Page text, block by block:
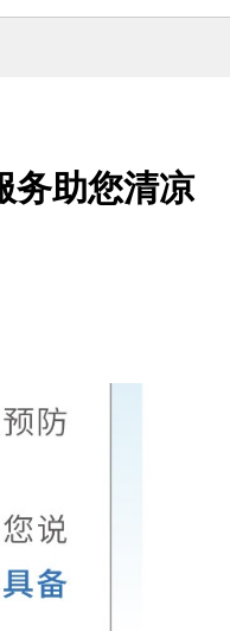
务助您清凉